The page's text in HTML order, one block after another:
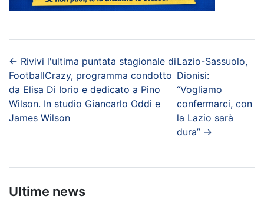
← Rivivi l'ultima puntata stagionale di
FootballCrazy, programma condotto
da Elisa Di Iorio e dedicato a Pino
Wilson. In studio Giancarlo Oddi e
James Wilson
Lazio-Sassuolo,
Dionisi:
“Vogliamo
confermarci, con
la Lazio sarà
dura”→
Ultime news